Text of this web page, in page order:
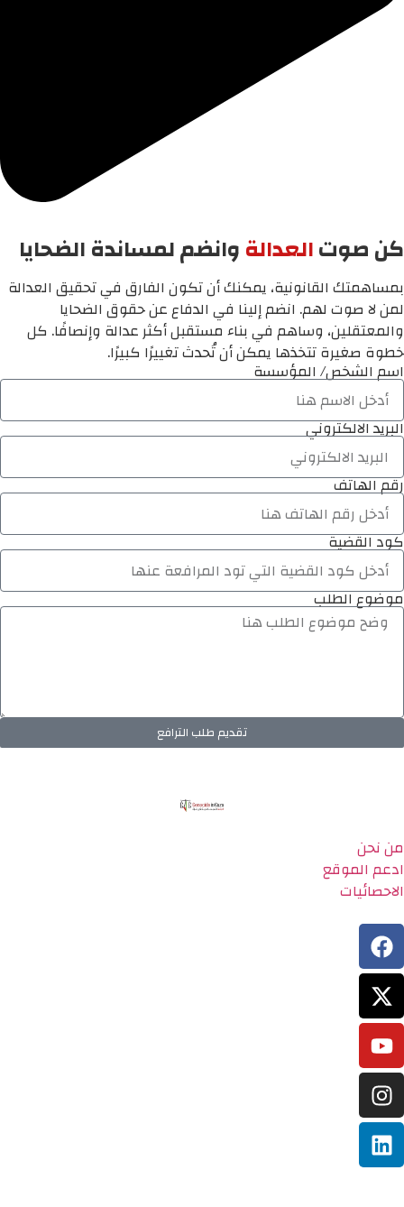
كن صوتالعدالةوانضم لمساندة الضحايا
بمساهمتك القانونية، يمكنك أن تكون الفارق في تحقيق العدالة
لمن لا صوت لهم. انضم إلينا في الدفاع عن حقوق الضحايا
والمعتقلين، وساهم في بناء مستقبل أكثر عدالة وإنصافًا. كل
خطوة صغيرة تتخذها يمكن أن تُحدث تغييرًا كبيرًا.
اسم الشخص/ المؤسسة
البريد الالكتروني
رقم الهاتف
كود القضية
موضوع الطلب
تقديم طلب الترافع
من نحن
ادعم الموقع
الاحصائيات